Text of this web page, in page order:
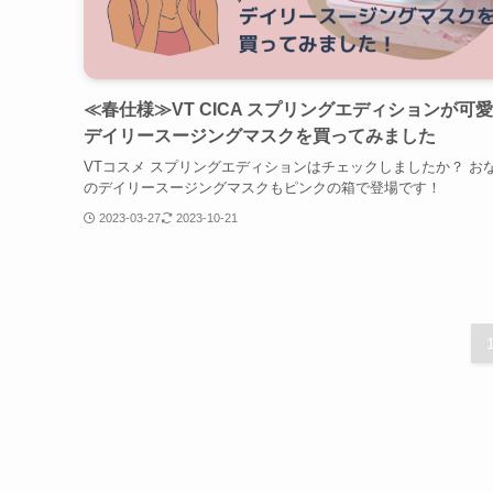
≪春仕様≫VT CICA スプリングエディションが可愛
デイリースージングマスクを買ってみました
VTコスメ スプリングエディションはチェックしましたか？ お
のデイリースージングマスクもピンクの箱で登場です！
2023-03-27 2023-10-21
1